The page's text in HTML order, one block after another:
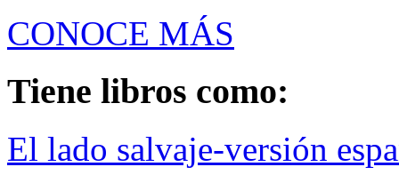
CONOCE MÁS
Tiene libros como:
El lado salvaje-versión